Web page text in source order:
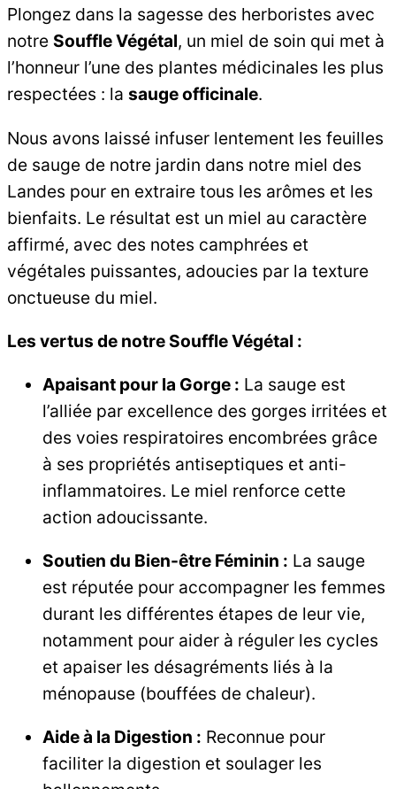
t
S
a
u
g
e
Plongez dans la sagesse des herboristes avec
notre Souffle Végétal, un miel de soin qui met à
l’honneur l’une des plantes médicinales les plus
respectées : la sauge officinale.
Nous avons laissé infuser lentement les feuilles
de sauge de notre jardin dans notre miel des
Landes pour en extraire tous les arômes et les
bienfaits. Le résultat est un miel au caractère
affirmé, avec des notes camphrées et
végétales puissantes, adoucies par la texture
onctueuse du miel.
Les vertus de notre Souffle Végétal :
Apaisant pour la Gorge : La sauge est
l’alliée par excellence des gorges irritées et
des voies respiratoires encombrées grâce
à ses propriétés antiseptiques et anti-
inflammatoires. Le miel renforce cette
action adoucissante.
Soutien du Bien-être Féminin : La sauge
est réputée pour accompagner les femmes
durant les différentes étapes de leur vie,
notamment pour aider à réguler les cycles
et apaiser les désagréments liés à la
ménopause (bouffées de chaleur).
Aide à la Digestion : Reconnue pour
faciliter la digestion et soulager les